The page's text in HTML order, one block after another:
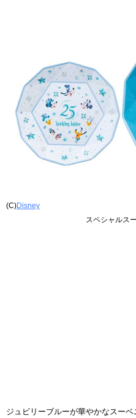
(C)Disney
スペシャルス
ジュビリーブルーが華やかなスーベ